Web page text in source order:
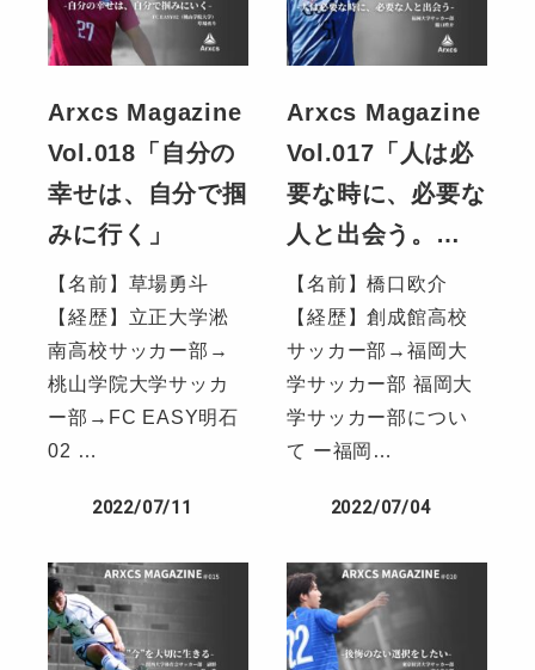
Arxcs Magazine
Vol.018「自分の
幸せは、自分で掴
みに行く」
【名前】草場勇斗
【経歴】立正大学淞
南高校サッカー部→
桃山学院大学サッカ
ー部→FC EASY明石
02 …
2022/07/11
Arxcs Magazine
Vol.017「人は必
要な時に、必要な
人と出会う。…
【名前】橋口欧介
【経歴】創成館高校
サッカー部→福岡大
学サッカー部 福岡大
学サッカー部につい
て ー福岡…
2022/07/04